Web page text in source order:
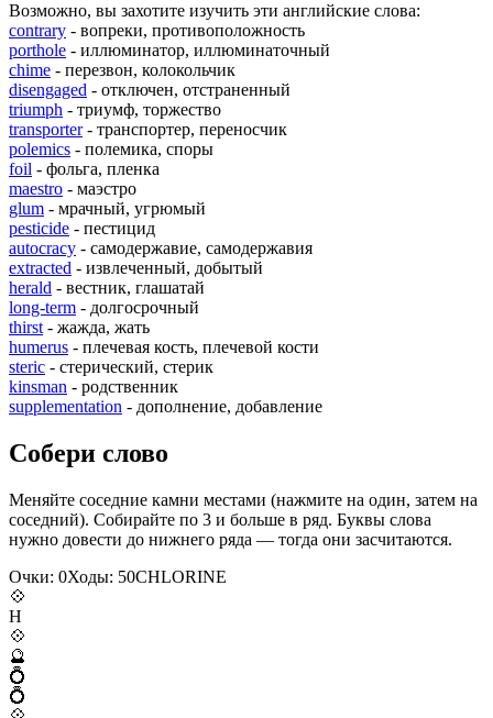
Возможно, вы захотите изучить эти английские слова:
contrary - вопреки, противоположность
porthole - иллюминатор, иллюминаточный
chime - перезвон, колокольчик
disengaged - отключен, отстраненный
triumph - триумф, торжество
transporter- транспортер, переносчик
polemics - полемика, споры
foil - фольга, пленка
maestro - маэстро
glum - мрачный, угрюмый
pesticide - пестицид
autocracy - самодержавие, самодержавия
extracted - извлеченный, добытый
herald - вестник, глашатай
long-term - долгосрочный
thirst- жажда, жать
humerus - плечевая кость, плечевой кости
steric - стерический, стерик
kinsman - родственник
supplementation - дополнение, добавление
Собери слово
Меняйте соседние камни местами (нажмите на один, затем на
соседний). Собирайте по 3 и больше в ряд. Буквы слова
нужно довести до нижнего ряда — тогда они засчитаются.
Очки: 0Ходы: 50CHLORINE
💠
H
💠
🔮
💍
💍